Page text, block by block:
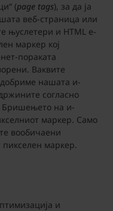
(page tags), за да ја
веб-страница или
њуслетери и HTML е-
маркер кој
пораката
Ваквите
нашата и-
согласно
Бришењето на и-
маркер. Само
вообичаени
маркер.
и